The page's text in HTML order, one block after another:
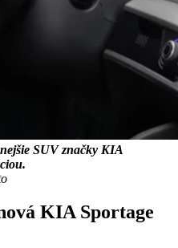
SUV značky KIA
KIA Sportage